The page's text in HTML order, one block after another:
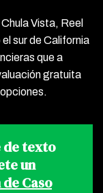
Vista, Reel
sur de California
que a
gratuita
de texto
un
Caso